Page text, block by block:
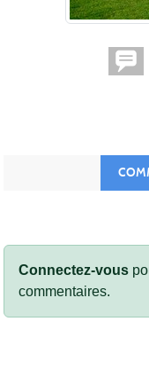
Connectez-vous
commentaires.